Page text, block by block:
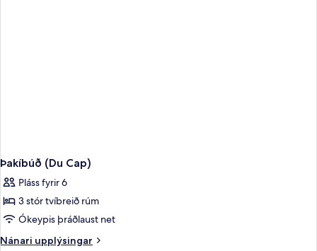
Þakíbúð (Du Cap)
Pláss fyrir 6
3 stór tvíbreið rúm
Ókeypis þráðlaust net
Nánari upplýsingar
Nánari